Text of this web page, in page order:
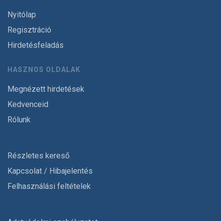
Nyitólap
Regisztráció
Hirdetésfeladás
HASZNOS OLDALAK
Megnézett hirdetések
Kedvenceid
Rólunk
Részletes kereső
Kapcsolat / Hibajelentés
Felhasználási feltételek